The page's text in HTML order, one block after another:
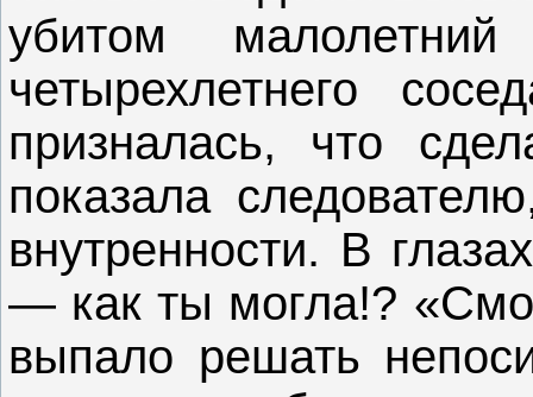
убитом
четырехлетнего
призналась, что
показала
внутренности. В
— как ты могла!?
выпало решать